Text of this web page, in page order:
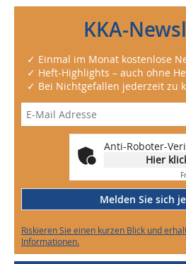
KKA-
✓ Einmal im Monat kostenlose
✓ Heft-Highlights – auch ohne
✓ Bei Nichtgefallen jederzeit zu
Anti-Roboter-
Hier
Melden Sie sich
Riskieren Sie einen kurzen Blick und
Informationen.